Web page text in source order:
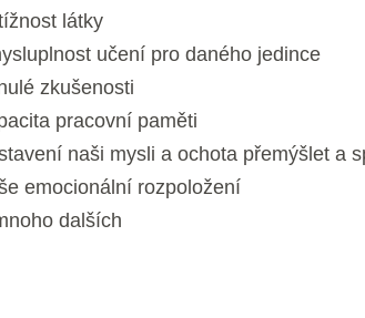
látky
učení pro daného jedince
zkušenosti
pracovní paměti
naši mysli a ochota přemýšlet a
emocionální rozpoložení
dalších